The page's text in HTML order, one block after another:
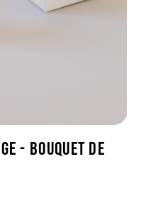
- BOUQUET DE